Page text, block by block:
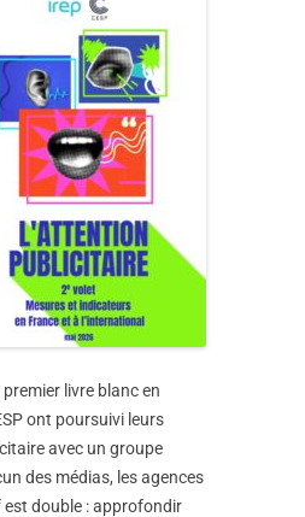
livre blanc en
ont poursuivi leurs
avec un groupe
des médias, les agences
est double : approfondir